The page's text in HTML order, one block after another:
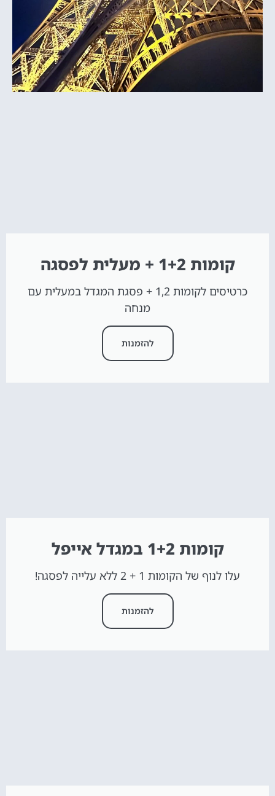
קומות 1+2 + מעלית לפסגה
כרטיסים לקומות 1,2 + פסגת המגדל במעלית עם
מנחה
להזמנות
קומות 1+2 במגדל אייפל
עלו לנוף של הקומות 1 + 2 ללא עלייה לפסגה!
להזמנות